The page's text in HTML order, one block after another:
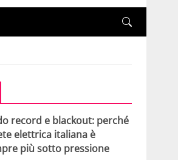
record e blackout: perché
elettrica italiana è
più sotto pressione